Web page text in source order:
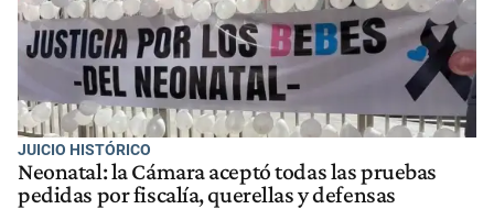
JUICIO HISTÓRICO
Neonatal: la Cámara aceptó todas las pruebas
pedidas por fiscalía, querellas y defensas